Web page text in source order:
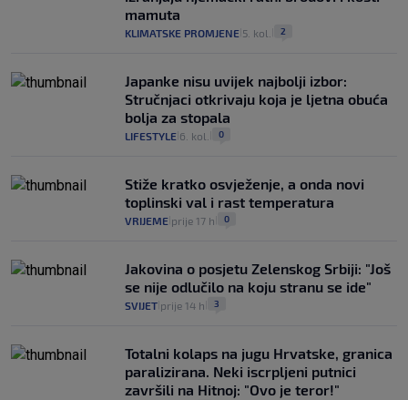
mamuta
KLIMATSKE PROMJENE 5. kol. 2
Japanke nisu uvijek najbolji izbor:
Stručnjaci otkrivaju koja je ljetna obuća
bolja za stopala
LIFESTYLE 6. kol. 0
Stiže kratko osvježenje, a onda novi
toplinski val i rast temperatura
VRIJEME prije 17 h 0
Jakovina o posjetu Zelenskog Srbiji: "Još
se nije odlučilo na koju stranu se ide"
SVIJET prije 14 h 3
Totalni kolaps na jugu Hrvatske, granica
paralizirana. Neki iscrpljeni putnici
završili na Hitnoj: "Ovo je teror!"